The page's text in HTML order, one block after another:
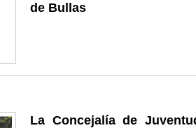
de Bullas
La Concejalía de